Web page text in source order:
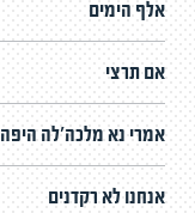
אלף הימים
אם תרצי
אמרי נא מלכה'לה היפה
אנחנו לא רקדנים